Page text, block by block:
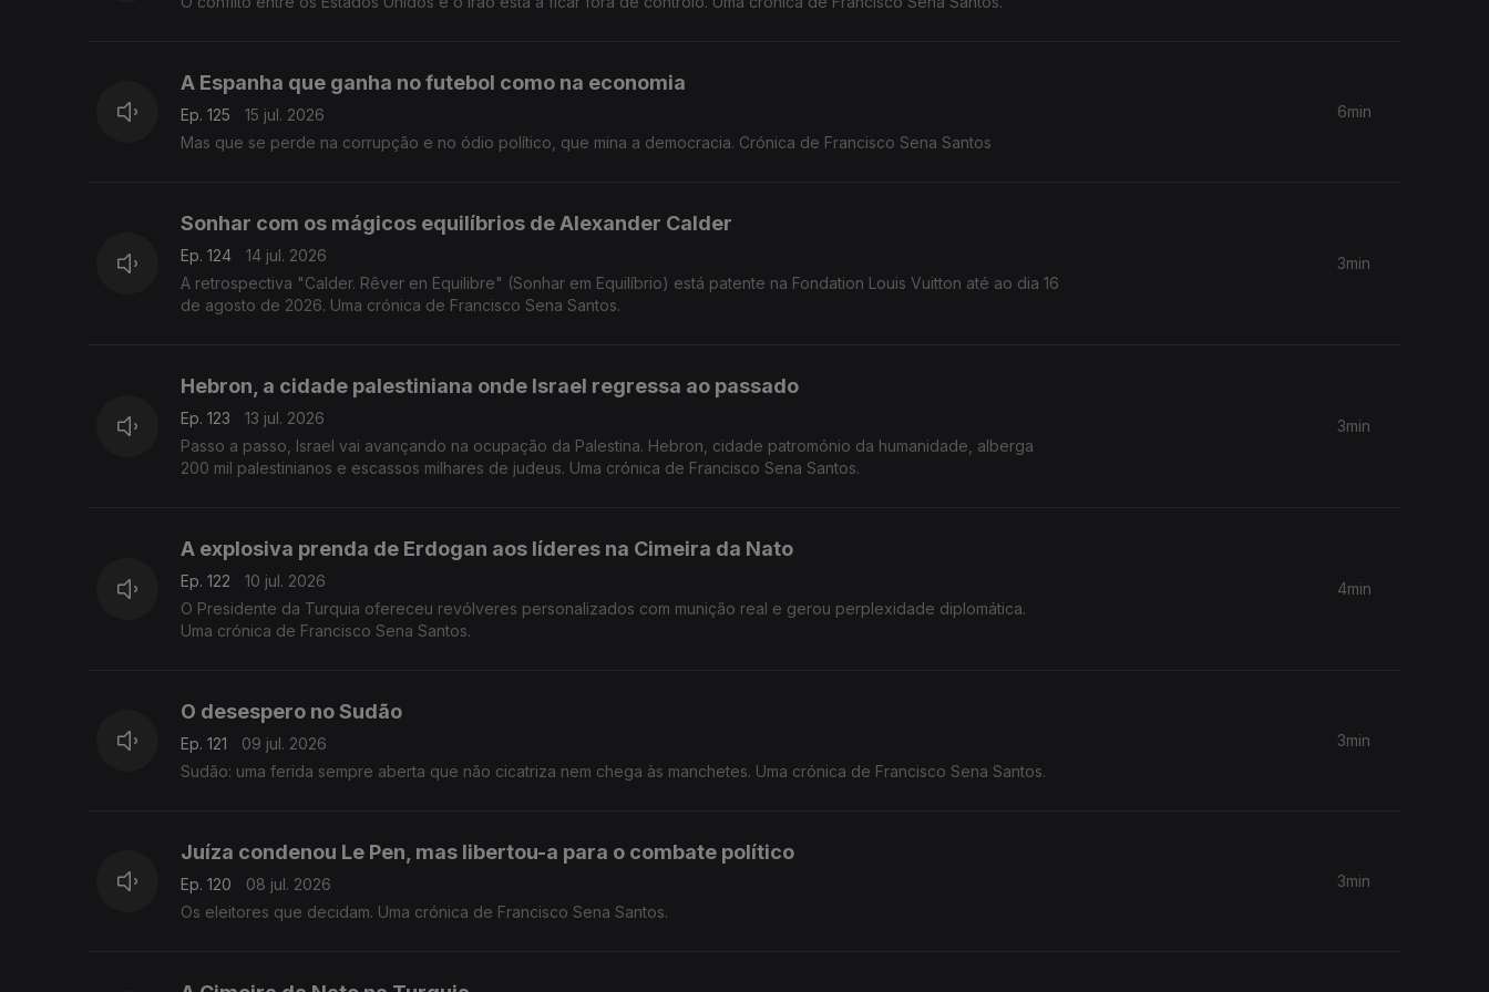
A Espanha que ganha no futebol como na economia
Ep. 125
15 jul. 2026
Mas que se perde na corrupção e no ódio político, que mina a democracia. Crónica de Francisco Sena Santos
6min
Sonhar com os mágicos equilíbrios de Alexander Calder
Ep. 124
14 jul. 2026
A retrospectiva "Calder. Rêver en Equilibre" (Sonhar em Equilíbrio) está patente na Fondation Louis Vuitton até ao dia 16
de agosto de 2026. Uma crónica de Francisco Sena Santos.
3min
Hebron, a cidade palestiniana onde Israel regressa ao passado
Ep. 123
13 jul. 2026
Passo a passo, Israel vai avançando na ocupação da Palestina. Hebron, cidade patromónio da humanidade, alberga
200 mil palestinianos e escassos milhares de judeus. Uma crónica de Francisco Sena Santos.
3min
A explosiva prenda de Erdogan aos líderes na Cimeira da Nato
Ep. 122
10 jul. 2026
O Presidente da Turquia ofereceu revólveres personalizados com munição real e gerou perplexidade diplomática.
Uma crónica de Francisco Sena Santos.
4min
O desespero no Sudão
Ep. 121
09 jul. 2026
Sudão: uma ferida sempre aberta que não cicatriza nem chega às manchetes. Uma crónica de Francisco Sena Santos.
3min
Juíza condenou Le Pen, mas libertou-a para o combate político
Ep. 120
08 jul. 2026
Os eleitores que decidam. Uma crónica de Francisco Sena Santos.
3min